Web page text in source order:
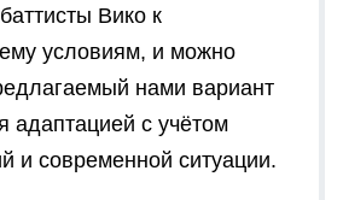
Вико к
условиям, и можно
нами вариант
адаптацией с учётом
и современной ситуации.